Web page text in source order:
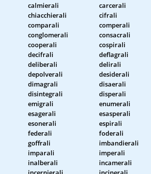
calmierali
carcerali
chiacchierali
cifrali
comparali
comperali
conglomerali
consacrali
cooperali
cospirali
decifrali
deflagrali
deliberali
delirali
depolverali
desiderali
dimagrali
disaerali
disintegrali
disperali
emigrali
enumerali
esagerali
esasperali
esonerali
espirali
federali
foderali
goffrali
imbandierali
imparali
imperali
inalberali
incamerali